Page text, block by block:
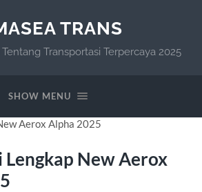
TRANS
Transportasi Terpercaya 2025
SHOW MENU
Lengkap New Aerox